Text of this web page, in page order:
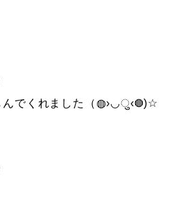
んでくれました（◍›◡ु‹◍)☆